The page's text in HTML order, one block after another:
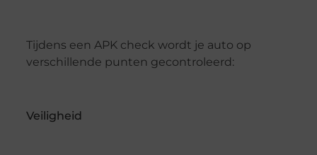
Tijdens een APK check wordt je auto op
verschillende punten gecontroleerd:
Veiligheid